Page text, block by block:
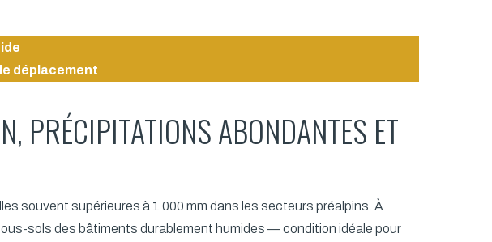
déplacement
PRÉCIPITATIONS ABONDANTES ET
souvent supérieures à 1 000 mm dans les secteurs préalpins. À
sols des bâtiments durablement humides — condition idéale pour